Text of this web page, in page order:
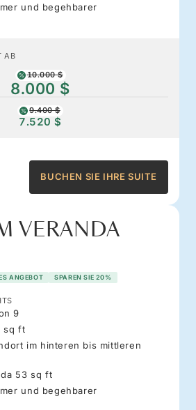
und begehbarer
AB
10.000 $
8.000 $
9.400 $
7.520 $
BUCHEN SIE IHRE SUITE
VERANDA
ANGEBOT SPAREN SIE 20%
9
sq ft
im hinteren bis mittleren
53 sq ft
und begehbarer